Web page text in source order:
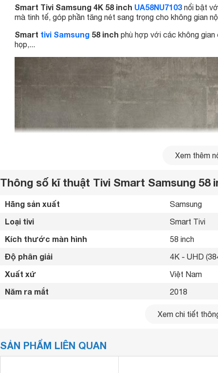
Smart Tivi Samsung 4K 58 inch UA58NU7103 nổi bật
mà tinh tế, góp phần tăng nét sang trọng cho không gian
Smart tivi Samsung 58 inch phù hợp với các không
họp,...
Tivi Samsung 4K 58 inch UA58NU7103
Full HD kết hợp công nghệ HDR mang đến hình ảnh rõ
Xem thêm
Thông số kĩ thuật Tivi Smart Samsung 58
Hãng sản xuất Samsung
Loại tivi Smart Tivi
Kích thước màn hình 58 inch
Độ phân giải 4K - UHD
Xuất xứ Việt Nam
Năm ra mắt 2018
Cổng LAN,
USB
Xem chi tiết
SẢN PHẨM LIÊN QUAN